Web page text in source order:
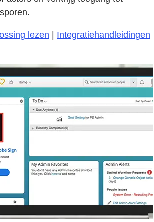
lezen
Integratiehandleidingen